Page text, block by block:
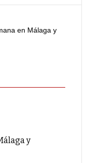
en Málaga y
y